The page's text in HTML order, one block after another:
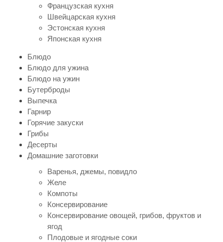
Французская кухня
Швейцарская кухня
Эстонская кухня
Японская кухня
Блюдо
Блюдо для ужина
Блюдо на ужин
Бутерброды
Выпечка
Гарнир
Горячие закуски
Грибы
Десерты
Домашние заготовки
Варенья, джемы, повидло
Желе
Компоты
Консервирование
Консервирование овощей, грибов, фруктов и
ягод
Плодовые и ягодные соки